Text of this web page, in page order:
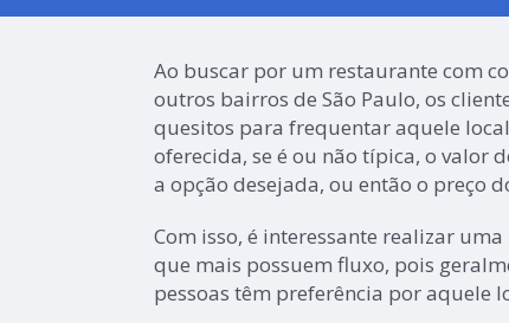
Ao buscar por um restaurante com
outros bairros de São Paulo, os
quesitos para frequentar aquele
oferecida, se é ou não típica, o valor
a opção desejada, ou então o preço
Com isso, é interessante realizar
que mais possuem fluxo, pois
pessoas têm preferência por aquele